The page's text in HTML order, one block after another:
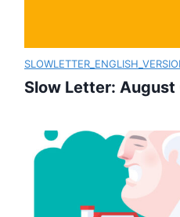
Slow Letter: August